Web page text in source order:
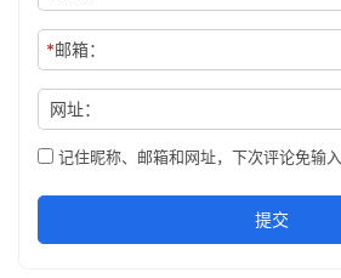
*邮箱：
网址：
记住昵称、邮箱和网址，下次评论免输入
提交